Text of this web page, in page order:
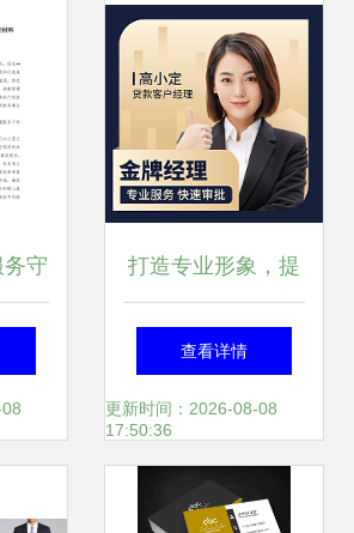
在线摄影扩印技术
务守
商
公
打造专业形象，提
升商务价值——个
人商务服务一站式
解决方案
查看详情
更新时间：2026-08-08
17:50:36